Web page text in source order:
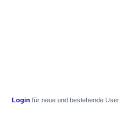
Login für neue und bestehende User